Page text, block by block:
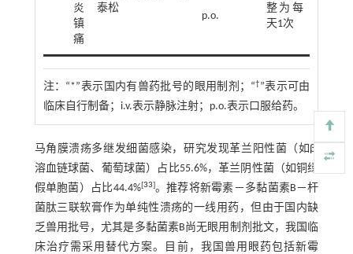
炎
镇
痛
泰松
p.o.
整为每
天1次
注： “*”表示国内有兽药批号的眼用制剂；“†”表示可由
临床自行制备；i.v.表示静脉注射；p.o.表示口服给药。
马角膜溃疡多继发细菌感染，研究发现革兰阳性菌（如β-
溶血链球菌、葡萄球菌）占比55.6%，革兰阴性菌（如铜绿
假单胞菌）占比44.4%[33]。推荐将新霉素－多黏菌素B－杆
菌肽三联软膏作为单纯性溃疡的一线用药，但由于国内缺
乏兽用批号，尤其是多黏菌素B尚无眼用制剂批文，我国临
床治疗需采用替代方案。目前，我国兽用眼药包括新霉